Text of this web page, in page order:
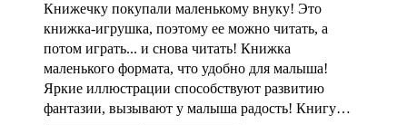
Книжечку покупали маленькому внуку! Это
книжка-игрушка, поэтому ее можно читать, а
потом играть... и снова читать! Книжка
маленького формата, что удобно для малыша!
Яркие иллюстрации способствуют развитию
фантазии, вызывают у малыша радость! Книгу